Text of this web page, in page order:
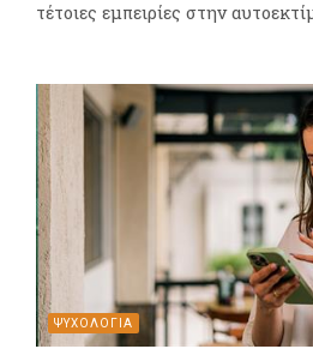
τέτοιες εμπειρίες στην
ΨΥΧΟΛΟΓΙΑ